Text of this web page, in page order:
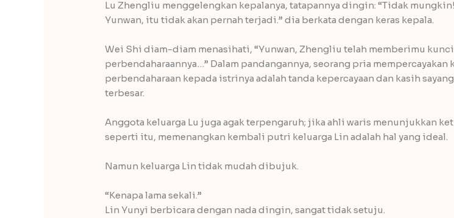
Lu Zhengliu menggelengkan kepalanya, tatapannya dingin: “Tidak
Yunwan, itu tidak akan pernah terjadi.” dia berkata dengan keras kepala.
Wei Shi diam-diam menasihati, “Yunwan, Zhengliu telah memberimu kunci
perbendaharaannya…” Dalam pandangannya, seorang pria mempercayakan
perbendaharaan kepada istrinya adalah tanda kepercayaan dan kasih
terbesar.
Anggota keluarga Lu juga agak terpengaruh; jika ahli waris menunjukkan
seperti itu, memenangkan kembali putri keluarga Lin adalah hal yang ideal.
Namun keluarga Lin tidak mudah dibujuk.
“Kenapa lama sekali.”
Lin Yunyi berbicara dengan nada dingin, sangat tidak setuju.